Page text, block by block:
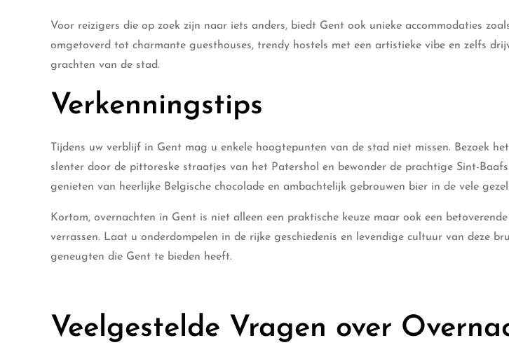
Voor reizigers die op zoek zijn naar iets anders, biedt Gent ook unieke accommodaties
omgetoverd tot charmante guesthouses, trendy hostels met een artistieke vibe en zelfs
grachten van de stad.
Verkenningstips
Tijdens uw verblijf in Gent mag u enkele hoogtepunten van de stad niet missen. Bezoek
slenter door de pittoreske straatjes van het Patershol en bewonder de prachtige Sint-
genieten van heerlijke Belgische chocolade en ambachtelijk gebrouwen bier in de vele
Kortom, overnachten in Gent is niet alleen een praktische keuze maar ook een
verrassen. Laat u onderdompelen in de rijke geschiedenis en levendige cultuur van deze
geneugten die Gent te bieden heeft.
Veelgestelde Vragen over